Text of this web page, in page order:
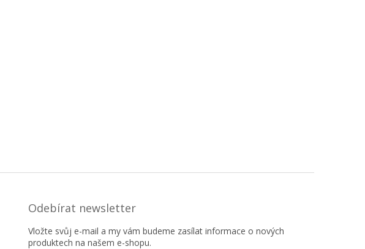
Odebírat newsletter
Vložte svůj e-mail a my vám budeme zasílat informace o nových
produktech na našem e-shopu.